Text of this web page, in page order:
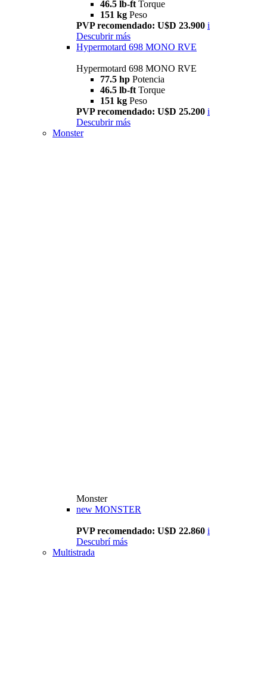
46.5 lb-ft Torque
151 kg Peso
PVP recomendado: U$D 23.900 i
Descubrir más
Hypermotard 698 MONO RVE
Hypermotard 698 MONO RVE
77.5 hp Potencia
46.5 lb-ft Torque
151 kg Peso
PVP recomendado: U$D 25.200 i
Descubrir más
Monster
Monster
new MONSTER
PVP recomendado: U$D 22.860 i
Descubrí más
Multistrada